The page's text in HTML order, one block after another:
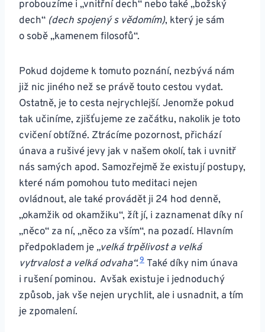
probouzíme i „vnitřní dech“ nebo také „božský
dech“ (dech spojený s vědomím), který je sám
o sobě „kamenem filosofů“.
Pokud dojdeme k tomuto poznání, nezbývá nám
již nic jiného než se právě touto cestou vydat.
Ostatně, je to cesta nejrychlejší. Jenomže pokud
tak učiníme, zjišťujeme ze začátku, nakolik je toto
cvičení obtížné. Ztrácíme pozornost, přichází
únava a rušivé jevy jak v našem okolí, tak i uvnitř
nás samých apod. Samozřejmě že existují postupy,
které nám pomohou tuto meditaci nejen
ovládnout, ale také provádět ji 24 hod denně,
„okamžik od okamžiku“, žít jí, i zaznamenat díky ní
„něco“ za ní, „něco za vším“, na pozadí. Hlavním
předpokladem je „velká trpělivost a velká
vytrvalost a velká odvaha“.9 Také díky nim únava
i rušení pominou. Avšak existuje i jednoduchý
způsob, jak vše nejen urychlit, ale i usnadnit, a tím
je zpomalení.